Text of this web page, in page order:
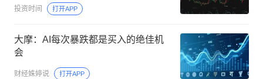
投资时间 打开APP
大摩：AI每次暴跌都是买入的绝佳机
会
财经姝婷说 打开APP